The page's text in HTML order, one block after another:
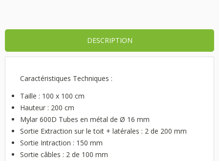
DESCRIPTION
Caractéristiques Techniques :
Taille : 100 x 100 cm
Hauteur : 200 cm
Mylar 600D Tubes en métal de Ø 16 mm
Sortie Extraction sur le toit + latérales : 2 de 200 mm
Sortie Intraction : 150 mm
Sortie câbles : 2 de 100 mm